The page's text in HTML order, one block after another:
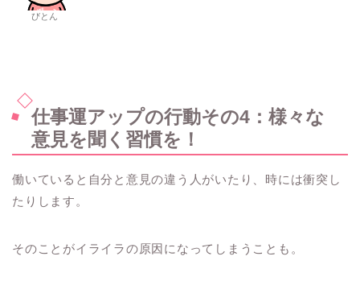
びとん
仕事運アップの行動その4：様々な
意見を聞く習慣を！
働いていると自分と意見の違う人がいたり、時には衝突し
たりします。
そのことがイライラの原因になってしまうことも。